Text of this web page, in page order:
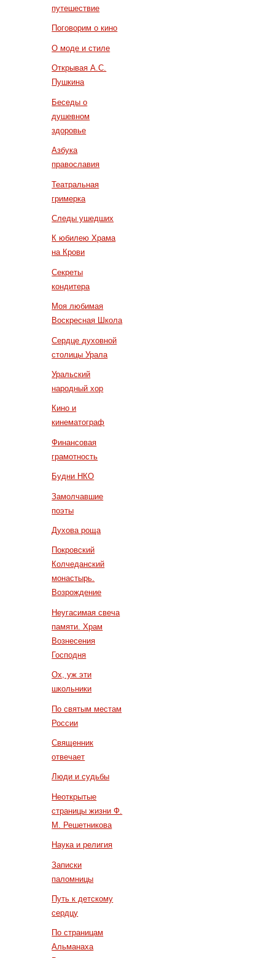
путешествие
Поговорим о кино
О моде и стиле
Открывая А.С.
Пушкина
Беседы о
душевном
здоровье
Азбука
православия
Театральная
гримерка
Следы ушедших
К юбилею Храма
на Крови
Секреты
кондитера
Моя любимая
Воскресная Школа
Сердце духовной
столицы Урала
Уральский
народный хор
Кино и
кинематограф
Финансовая
грамотность
Будни НКО
Замолчавшие
поэты
Духова роща
Покровский
Колчеданский
монастырь.
Возрождение
Неугасимая свеча
памяти. Храм
Вознесения
Господня
Ох, уж эти
школьники
По святым местам
России
Священник
отвечает
Люди и судьбы
Неоткрытые
страницы жизни Ф.
М. Решетникова
Наука и религия
Записки
паломницы
Путь к детскому
сердцу
По страницам
Альманаха